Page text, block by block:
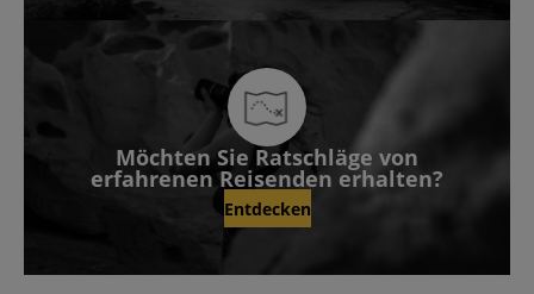
Möchten Sie Ratschläge von
erfahrenen Reisenden erhalten?
Entdecken